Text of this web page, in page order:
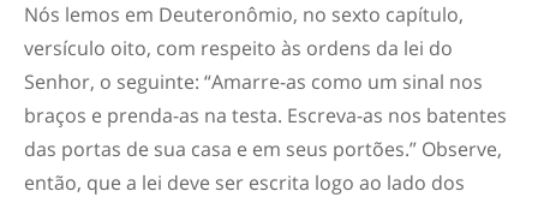
Nós lemos em Deuteronômio, no sexto capítulo,
versículo oito, com respeito às ordens da lei do
Senhor, o seguinte: “Amarre-as como um sinal nos
braços e prenda-as na testa. Escreva-as nos batentes
das portas de sua casa e em seus portões.” Observe,
então, que a lei deve ser escrita logo ao lado dos